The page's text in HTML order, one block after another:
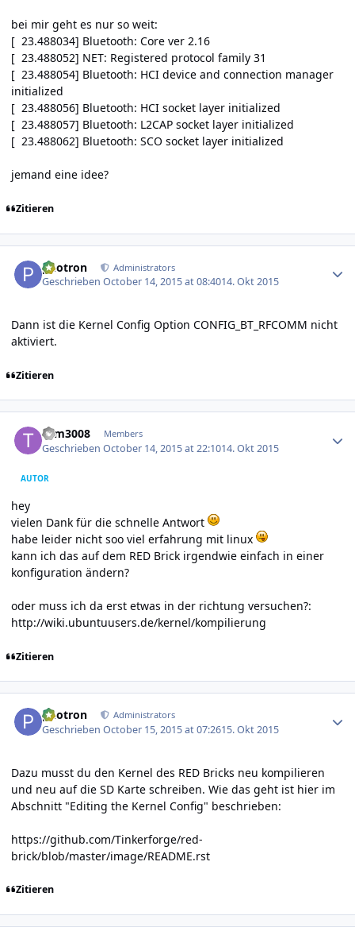
bei mir geht es nur so weit:
[ 23.488034] Bluetooth: Core ver 2.16
[ 23.488052] NET: Registered protocol family 31
[ 23.488054] Bluetooth: HCI device and connection manager
initialized
[ 23.488056] Bluetooth: HCI socket layer initialized
[ 23.488057] Bluetooth: L2CAP socket layer initialized
[ 23.488062] Bluetooth: SCO socket layer initialized
jemand eine idee?
Zitieren
photron Administrators
GeschriebenOctober 14, 2015 at 08:4014. Okt 2015
Dann ist die Kernel Config Option CONFIG_BT_RFCOMM nicht
aktiviert.
Zitieren
tom3008 Members
GeschriebenOctober 14, 2015 at 22:1014. Okt 2015
AUTOR
hey
vielen Dank für die schnelle Antwort
habe leider nicht soo viel erfahrung mit linux
kann ich das auf dem RED Brick irgendwie einfach in einer
konfiguration ändern?
oder muss ich da erst etwas in der richtung versuchen?:
http://wiki.ubuntuusers.de/kernel/kompilierung
Zitieren
photron Administrators
GeschriebenOctober 15, 2015 at 07:2615. Okt 2015
Dazu musst du den Kernel des RED Bricks neu kompilieren
und neu auf die SD Karte schreiben. Wie das geht ist hier im
Abschnitt "Editing the Kernel Config" beschrieben:
https://github.com/Tinkerforge/red-
brick/blob/master/image/README.rst
Zitieren